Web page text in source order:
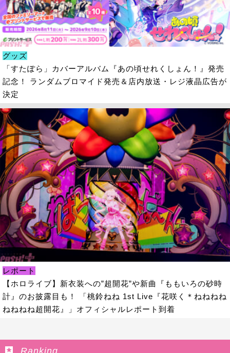
グッズ
「すたぽら」カバーアルバム『あの頃せれくしょん！』発売
記念！ ランダムブロマイド発売＆店内放送・レジ液晶広告が
決定
レポート
【ホロライブ】新衣装への”超開花”や新曲『ももいろの砂時
計』のお披露目も！ 「桃鈴ねね 1st Live『花咲く＊ねねねね
ねねねね超開花』」オフィシャルレポート到着